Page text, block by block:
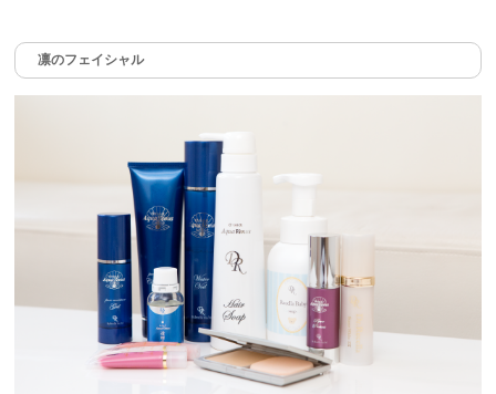
凛のフェイシャル